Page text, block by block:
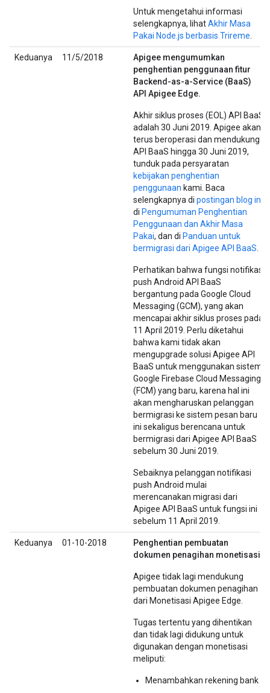
Untuk mengetahui informasi
selengkapnya, lihatAkhir Masa
Pakai Node.js berbasis Trireme
Keduanya 11/5/2018
Apigee mengumumkan
penghentian penggunaan fitur
Backend-as-a-Service (BaaS)
API Apigee Edge.
Akhir siklus proses (EOL) API BaaS
adalah 30 Juni 2019. Apigee akan
terus beroperasi dan mendukung
API BaaS hingga 30 Juni 2019,
tunduk pada persyaratan
kebijakan penghentian
penggunaan kami. Baca
selengkapnya di postingan blog ini
di Pengumuman Penghentian
Penggunaan dan Akhir Masa
Pakai, dan di Panduan untuk
bermigrasi dari Apigee API BaaS
Perhatikan bahwa fungsi notifikasi
push Android API BaaS
bergantung pada Google Cloud
Messaging (GCM), yang akan
mencapai akhir siklus proses pada
11 April 2019. Perlu diketahui
bahwa kami tidak akan
mengupgrade solusi Apigee API
BaaS untuk menggunakan sistem
Google Firebase Cloud Messaging
(FCM) yang baru, karena hal ini
akan mengharuskan pelanggan
bermigrasi ke sistem pesan baru
ini sekaligus berencana untuk
bermigrasi dari Apigee API BaaS
sebelum 30 Juni 2019.
Sebaiknya pelanggan notifikasi
push Android mulai
merencanakan migrasi dari
Apigee API BaaS untuk fungsi ini
sebelum 11 April 2019.
Keduanya 01-10-2018
Penghentian pembuatan
dokumen penagihan monetisasi
Apigee tidak lagi mendukung
pembuatan dokumen penagihan
dari Monetisasi Apigee Edge.
Tugas tertentu yang dihentikan
dan tidak lagi didukung untuk
digunakan dengan monetisasi
meliputi:
Menambahkan rekening bank